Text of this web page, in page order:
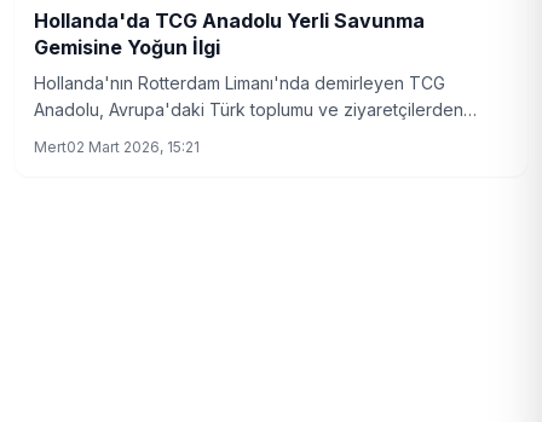
Hollanda'da TCG Anadolu Yerli Savunma
Gemisine Yoğun İlgi
Hollanda'nın Rotterdam Limanı'nda demirleyen TCG
Anadolu, Avrupa'daki Türk toplumu ve ziyaretçilerden
Mert02 Mart 2026, 15:21